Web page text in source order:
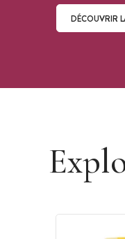
DÉCOUVRIR